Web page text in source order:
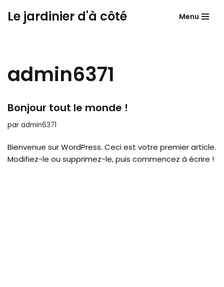
Le jardinier d'à côté Menu
admin6371
Bonjour tout le monde !
par admin6371
Bienvenue sur WordPress. Ceci est votre premier article.
Modifiez-le ou supprimez-le, puis commencez à écrire !